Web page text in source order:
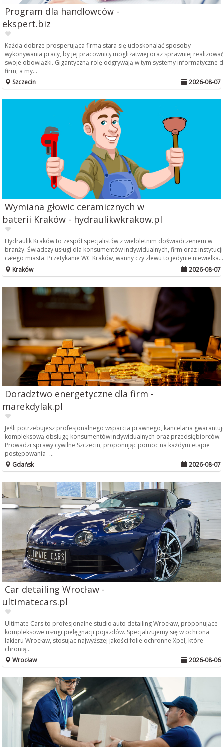
Program dla handlowców -
ekspert.biz
Każda dobrze prosperująca firma stara się udoskonalać sposoby
wykonywania pracy, by jej pracownicy mogli łatwiej oraz sprawniej realizować
swoje obowiązki. Gigantyczną rolę odgrywają w tym systemy informatyczne
firm, a my...
Szczecin
2026-08-07
Wymiana głowic ceramicznych w
baterii Kraków - hydraulikwkrakow.pl
Hydraulik Kraków to zespół specjalistów z wieloletnim doświadczeniem w
branży. Świadczy usługi dla konsumentów indywidualnych, firm oraz
całego miasta. Przetykanie WC Kraków, wanny czy zlewu to jedynie niewielka...
Kraków
2026-08-07
Doradztwo energetyczne dla firm -
marekdylak.pl
Jeśli potrzebujesz profesjonalnego wsparcia prawnego, kancelaria
kompleksową obsługę konsumentów indywidualnych oraz przedsiębiorców.
Prowadzi sprawy cywilne Szczecin, proponując pomoc na każdym etapie
postępowania -...
Gdańsk
2026-08-07
Car detailing Wrocław -
ultimatecars.pl
Ultimate Cars to profesjonalne studio auto detailing Wrocław, proponujące
kompleksowe usługi pielęgnacji pojazdów. Specjalizujemy się w ochrona
lakieru Wrocław, stosując najwyższej jakości folie ochronne Xpel, które
chronią...
Wrocław
2026-08-06